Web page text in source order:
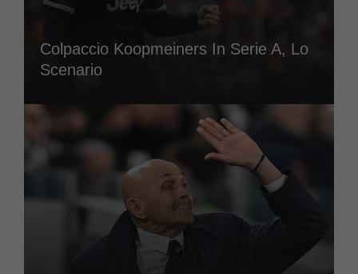
Colpaccio Koopmeiners In Serie A, Lo
Scenario